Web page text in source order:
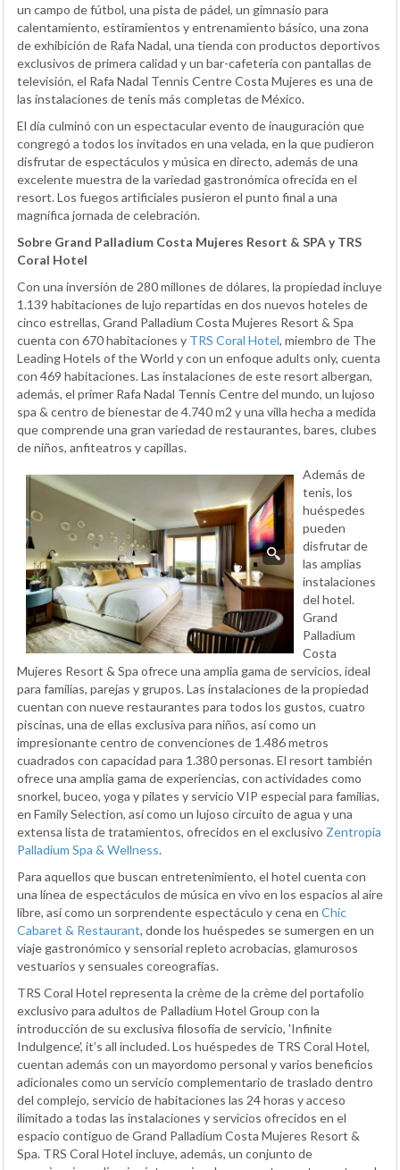
un campo de fútbol, una pista de pádel, un gimnasio para
calentamiento, estiramientos y entrenamiento básico, una zona
de exhibición de Rafa Nadal, una tienda con productos deportivos
exclusivos de primera calidad y un bar-cafetería con pantallas de
televisión, el Rafa Nadal Tennis Centre Costa Mujeres es una de
las instalaciones de tenis más completas de México.
El día culminó con un espectacular evento de inauguración que
congregó a todos los invitados en una velada, en la que pudieron
disfrutar de espectáculos y música en directo, además de una
excelente muestra de la variedad gastronómica ofrecida en el
resort. Los fuegos artificiales pusieron el punto final a una
magnífica jornada de celebración.
Sobre Grand Palladium Costa Mujeres Resort & SPA y TRS
Coral Hotel
Con una inversión de 280 millones de dólares, la propiedad incluye
1.139 habitaciones de lujo repartidas en dos nuevos hoteles de
cinco estrellas, Grand Palladium Costa Mujeres Resort & Spa
cuenta con 670 habitaciones y TRS Coral Hotel, miembro de The
Leading Hotels of the World y con un enfoque adults only, cuenta
con 469 habitaciones. Las instalaciones de este resort albergan,
además, el primer Rafa Nadal Tennis Centre del mundo, un lujoso
spa & centro de bienestar de 4.740 m2 y una villa hecha a medida
que comprende una gran variedad de restaurantes, bares, clubes
de niños, anfiteatros y capillas.
Además de
tenis, los
huéspedes
pueden
disfrutar de
las amplias
instalaciones
del hotel.
Grand
Palladium
Costa
Mujeres Resort & Spa ofrece una amplia gama de servicios, ideal
para familias, parejas y grupos. Las instalaciones de la propiedad
cuentan con nueve restaurantes para todos los gustos, cuatro
piscinas, una de ellas exclusiva para niños, así como un
impresionante centro de convenciones de 1.486 metros
cuadrados con capacidad para 1.380 personas. El resort también
ofrece una amplia gama de experiencias, con actividades como
snorkel, buceo, yoga y pilates y servicio VIP especial para familias,
en Family Selection, así como un lujoso circuito de agua y una
extensa lista de tratamientos, ofrecidos en el exclusivo Zentropia
Palladium Spa & Wellness.
Para aquellos que buscan entretenimiento, el hotel cuenta con
una línea de espectáculos de música en vivo en los espacios al aire
libre, así como un sorprendente espectáculo y cena en Chic
Cabaret & Restaurant, donde los huéspedes se sumergen en un
viaje gastronómico y sensorial repleto acrobacias, glamurosos
vestuarios y sensuales coreografías.
TRS Coral Hotel representa la crème de la crème del portafolio
exclusivo para adultos de Palladium Hotel Group con la
introducción de su exclusiva filosofía de servicio, 'Infinite
Indulgence', it’s all included. Los huéspedes de TRS Coral Hotel,
cuentan además con un mayordomo personal y varios beneficios
adicionales como un servicio complementario de traslado dentro
del complejo, servicio de habitaciones las 24 horas y acceso
ilimitado a todas las instalaciones y servicios ofrecidos en el
espacio contiguo de Grand Palladium Costa Mujeres Resort &
Spa. TRS Coral Hotel incluye, además, un conjunto de